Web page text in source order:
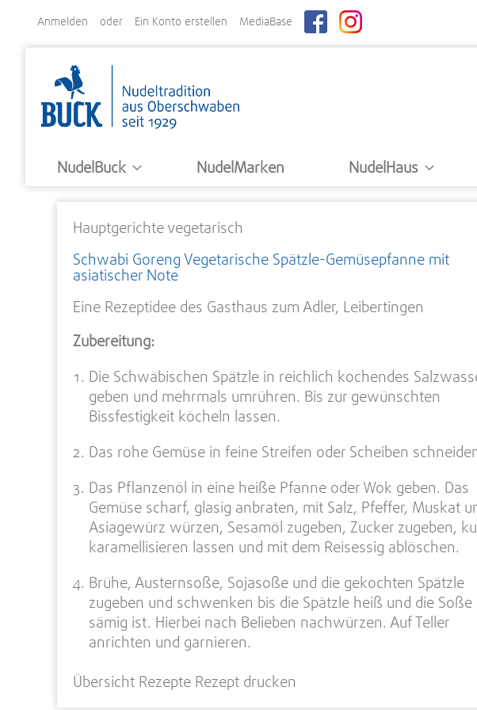
Direkt
Anmelden Ein Konto erstellen MediaBase
NudelBuck NudelMarken NudelHaus
Hauptgerichte vegetarisch
Schwabi Goreng Vegetarische Spätzle-Gemüsepfanne mit
asiatischer Note
Eine Rezeptidee des Gasthaus zum Adler, Leibertingen
Zubereitung:
Die Schwäbischen Spätzle in reichlich kochendes
geben und mehrmals umrühren. Bis zur gewünschten
Bissfestigkeit köcheln lassen.
Das rohe Gemüse in feine Streifen oder Scheiben
Das Pflanzenöl in eine heiße Pfanne oder Wok geben. Das
Gemüse scharf, glasig anbraten, mit Salz, Pfeffer, Muskat
Asiagewürz würzen, Sesamöl zugeben, Zucker zugeben,
karamellisieren lassen und mit dem Reisessig ablöschen.
Brühe, Austernsoße, Sojasoße und die gekochten Spätzle
zugeben und schwenken bis die Spätzle heiß und die Soße
sämig ist. Hierbei nach Belieben nachwürzen. Auf Teller
anrichten und garnieren.
Übersicht Rezepte Rezept drucken